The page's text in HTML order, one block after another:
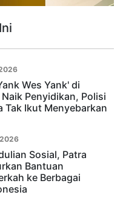
Wes Yank' di
Penyidikan, Polisi
Tak Ikut Menyebarkan
Sosial, Patra
Bantuan
ke Berbagai